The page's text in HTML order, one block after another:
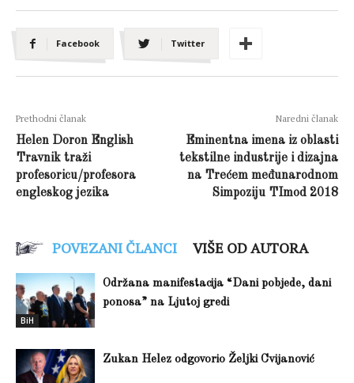
Facebook Twitter
Prethodni članak
Helen Doron English
Travnik traži
profesoricu/profesora
engleskog jezika
Naredni članak
Eminentna imena iz oblasti
tekstilne industrije i dizajna
na Trećem međunarodnom
Simpoziju TImod 2018
POVEZANI ČLANCI VIŠE OD AUTORA
BiH
Održana manifestacija “Dani pobjede, dani
ponosa” na Ljutoj gredi
Zukan Helez odgovorio Željki Cvijanović